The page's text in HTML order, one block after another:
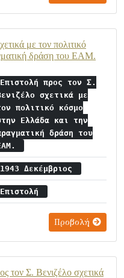
με τον πολιτικό
δράση του ΕΑΜ.
Επιστολή προς τον Σ.
σχετικά με
πολιτικό κόσμο
Ελλάδα και την
δράση του
1943 Δεκέμβριος
Επιστολή
Προβολή
τον Σ. Βενιζέλο σχετικά